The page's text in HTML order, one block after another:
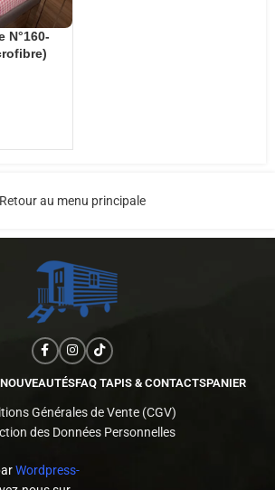
N°160-
Retour au menu principale
NOUVEAUTÉSFAQ TAPIS & CONTACTSPANIER
Générales de Vente (CGV)
des Données Personnelles
Wordpress-